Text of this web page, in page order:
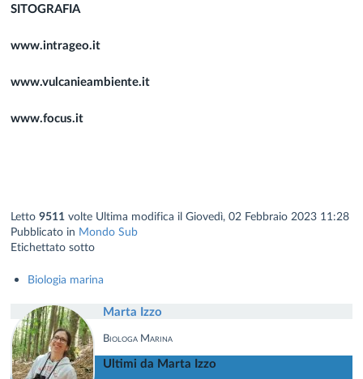
SITOGRAFIA
www.intrageo.it
www.vulcanieambiente.it
www.focus.it
Letto9511 volte Ultima modifica il Giovedì, 02 Febbraio 2023 11:28
Pubblicato in Mondo Sub
Etichettato sotto
Biologia marina
Marta Izzo
Biologa Marina
Ultimi da Marta Izzo